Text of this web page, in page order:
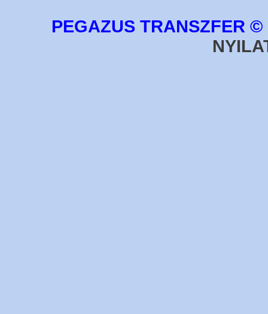
PEGAZUS TRANSZFER ©